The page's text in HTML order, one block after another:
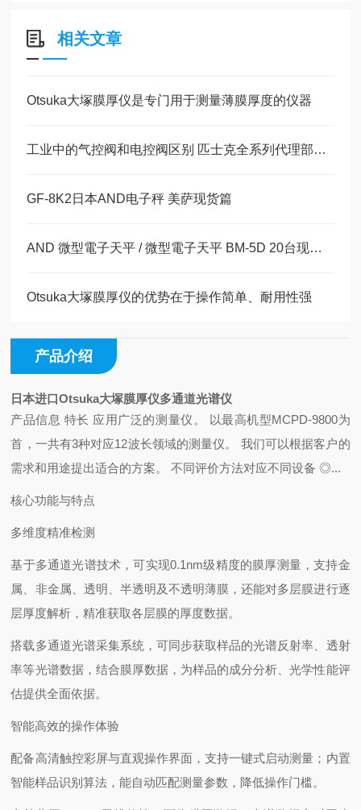
相关文章
Otsuka大塚膜厚仪是专门用于测量薄膜厚度的仪器
工业中的气控阀和电控阀区别 匹士克全系列代理部分现货
GF-8K2日本AND电子秤 美萨现货篇
AND 微型電子天平 / 微型電子天平 BM-5D 20台现货 美萨全系列代理
Otsuka大塚膜厚仪的优势在于操作简单、耐用性强
产品介绍
日本进口Otsuka大塚膜厚仪多通道光谱仪
产品信息 特长 应用广泛的测量仪。 以最高机型MCPD-9800为
首，一共有3种对应12波长领域的测量仪。 我们可以根据客户的
需求和用途提出适合的方案。 不同评价方法对应不同设备 ◎...
核心功能与特点
‌多维度精准检测‌
基于多通道光谱技术，可实现0.1nm级精度的膜厚测量，支持金
属、非金属、透明、半透明及不透明薄膜，还能对多层膜进行逐
层厚度解析，精准获取各层膜的厚度数据。
搭载多通道光谱采集系统，可同步获取样品的光谱反射率、透射
率等光谱数据，结合膜厚数据，为样品的成分分析、光学性能评
估提供全面依据。
‌智能高效的操作体验‌
配备高清触控彩屏与直观操作界面，支持一键式启动测量；内置
智能样品识别算法，能自动匹配测量参数，降低操作门槛。